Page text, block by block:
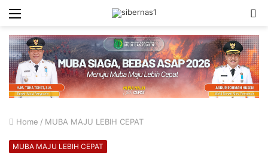
Menu
Home / MUBA MAJU LEBIH CEPAT
MUBA MAJU LEBIH CEPAT